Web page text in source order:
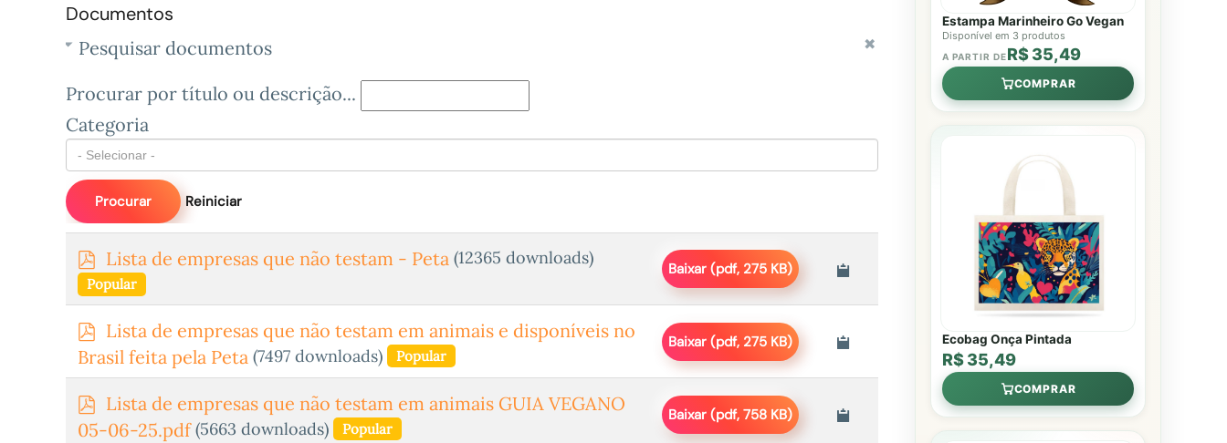
Documentos
Pesquisar documentos
Procurar por título ou descrição...
Categoria
Procurar Reiniciar
p
d
f
Lista de empresas que não testam - Peta (12365 downloads)
Popular
Baixar (pdf, 275 KB)
p
d
f
Lista de empresas que não testam em animais e disponíveis no
Brasil feita pela Peta (7497 downloads) Popular
Baixar (pdf, 275 KB)
p
d
Lista de empresas que não testam em animais GUIA VEGANO
05-06-25.pdf (5663 downloads) Popular
Baixar (pdf, 758 KB)
Estampa Marinheiro Go Vegan
Disponível em 3 produtos
A PARTIR DER$ 35,49
COMPRAR
Ecobag Onça Pintada
R$ 35,49
COMPRAR